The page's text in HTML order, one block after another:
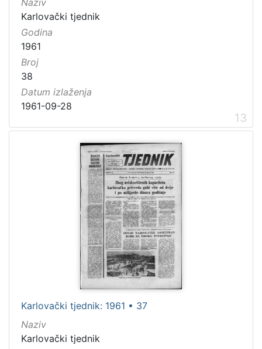
Karlovački tjednik
Godina
1961
Broj
38
Datum izlaženja
1961-09-28
13
Karlovački tjednik: 1961 • 37
Naziv
Karlovački tjednik